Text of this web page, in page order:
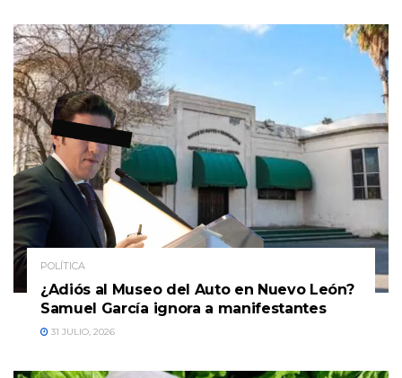
POLÍTICA
¿Adiós al Museo del Auto en Nuevo León?
Samuel García ignora a manifestantes
31 JULIO, 2026